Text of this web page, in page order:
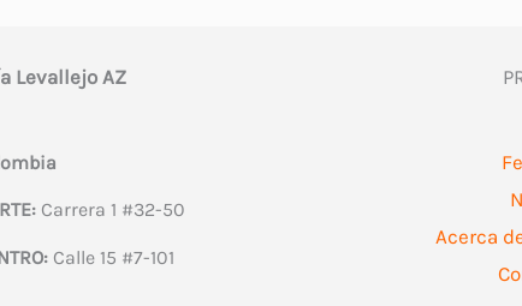
Levallejo AZ
Carrera 1 #32-50
Calle 15 #7-101
Acerca